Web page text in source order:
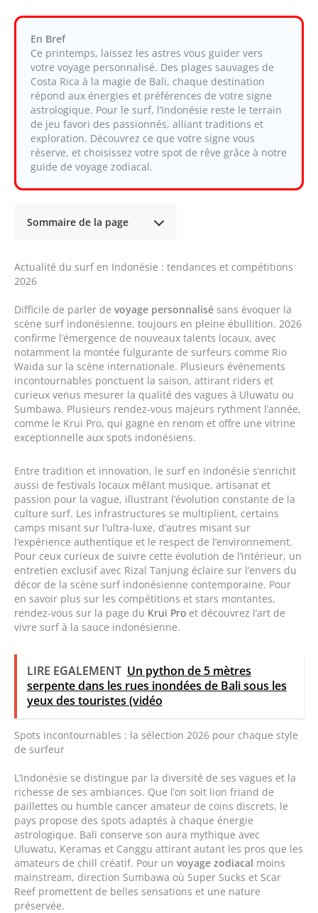
En Bref
Ce printemps, laissez les astres vous guider vers
votre voyage personnalisé. Des plages sauvages de
Costa Rica à la magie de Bali, chaque destination
répond aux énergies et préférences de votre signe
astrologique. Pour le surf, l’Indonésie reste le terrain
de jeu favori des passionnés, alliant traditions et
exploration. Découvrez ce que votre signe vous
réserve, et choisissez votre spot de rêve grâce à notre
guide de voyage zodiacal.
Sommaire de la page
Actualité du surf en Indonésie : tendances et compétitions
2026
Difficile de parler de voyage personnalisé sans évoquer la
scène surf indonésienne, toujours en pleine ébullition. 2026
confirme l’émergence de nouveaux talents locaux, avec
notamment la montée fulgurante de surfeurs comme Rio
Waida sur la scène internationale. Plusieurs événements
incontournables ponctuent la saison, attirant riders et
curieux venus mesurer la qualité des vagues à Uluwatu ou
Sumbawa. Plusieurs rendez-vous majeurs rythment l’année,
comme le Krui Pro, qui gagne en renom et offre une vitrine
exceptionnelle aux spots indonésiens.
Entre tradition et innovation, le surf en Indonésie s’enrichit
aussi de festivals locaux mêlant musique, artisanat et
passion pour la vague, illustrant l’évolution constante de la
culture surf. Les infrastructures se multiplient, certains
camps misant sur l’ultra-luxe, d’autres misant sur
l’expérience authentique et le respect de l’environnement.
Pour ceux curieux de suivre cette évolution de l’intérieur, un
entretien exclusif avec Rizal Tanjung éclaire sur l’envers du
décor de la scène surf indonésienne contemporaine. Pour
en savoir plus sur les compétitions et stars montantes,
rendez-vous sur la page du Krui Pro et découvrez l’art de
vivre surf à la sauce indonésienne.
LIRE EGALEMENT Un python de 5 mètres
serpente dans les rues inondées de Bali sous les
yeux des touristes (vidéo
Spots incontournables : la sélection 2026 pour chaque style
de surfeur
L’Indonésie se distingue par la diversité de ses vagues et la
richesse de ses ambiances. Que l’on soit lion friand de
paillettes ou humble cancer amateur de coins discrets, le
pays propose des spots adaptés à chaque énergie
astrologique. Bali conserve son aura mythique avec
Uluwatu, Keramas et Canggu attirant autant les pros que les
amateurs de chill créatif. Pour un voyage zodiacal moins
mainstream, direction Sumbawa où Super Sucks et Scar
Reef promettent de belles sensations et une nature
préservée.